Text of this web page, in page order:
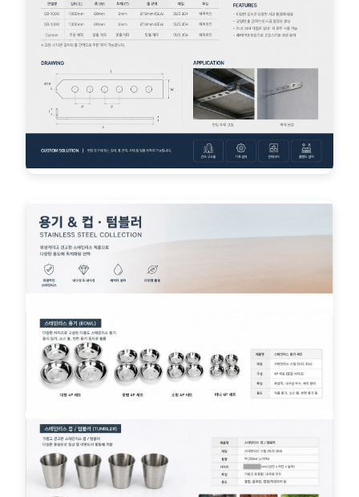
자동차부품 카탈로그
현대자동차 등 완성차 부품